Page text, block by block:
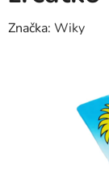
Značka: Wiky